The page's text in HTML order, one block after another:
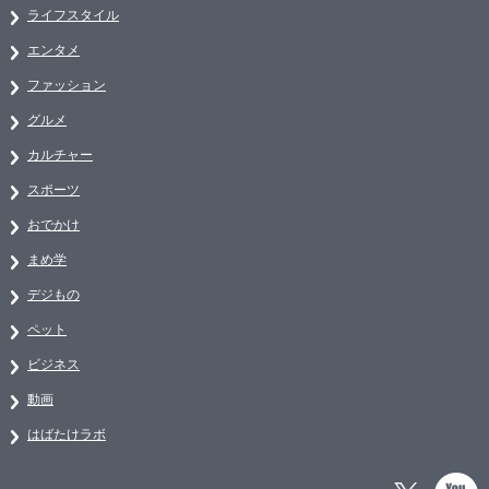
ライフスタイル
エンタメ
ファッション
グルメ
カルチャー
スポーツ
おでかけ
まめ学
デジもの
ペット
ビジネス
動画
はばたけラボ